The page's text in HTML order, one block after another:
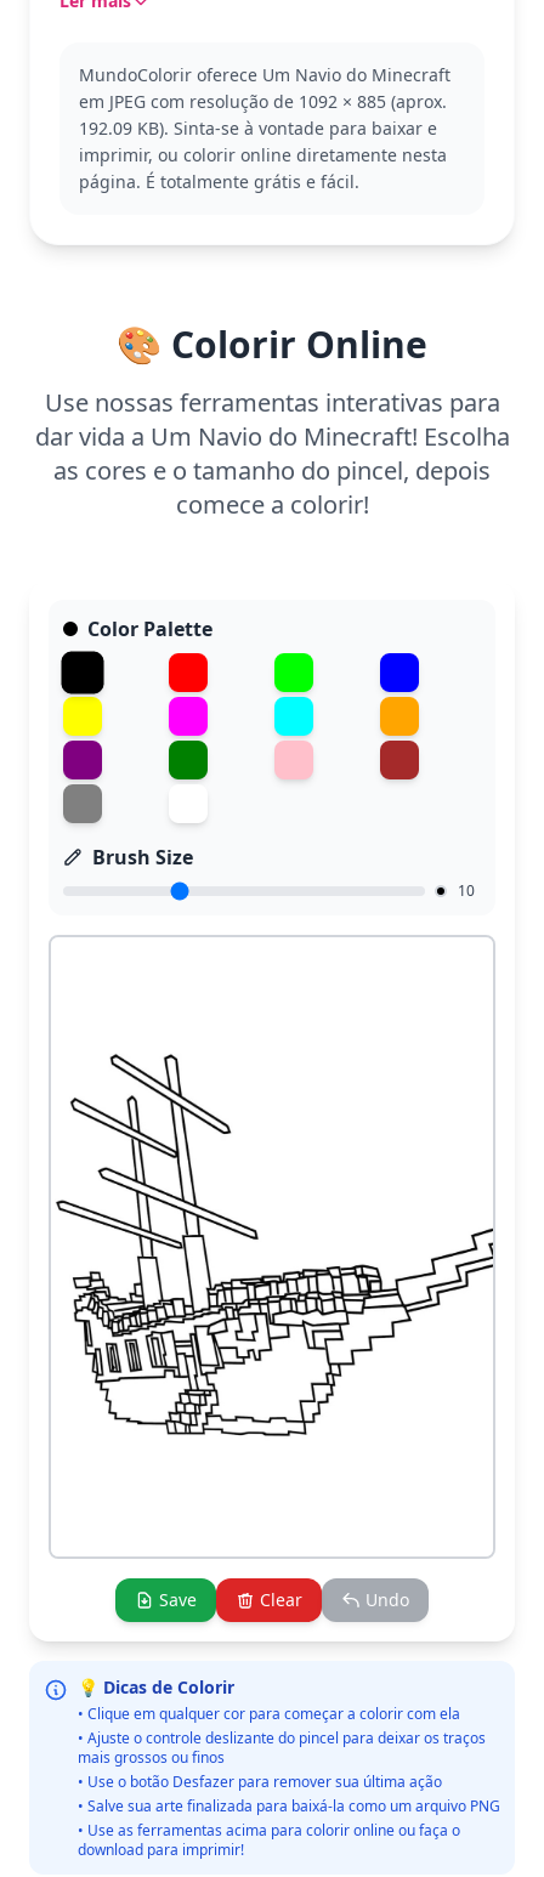
Este navio é uma representação clássica do estilo
do jogo, onde tudo é possível. Se você gosta deste
tema, também pode se interessar por outros
veículos ou construções do Minecraft para colorir.
MundoColorir oferece Um Navio do Minecraft
em JPEG com resolução de 1092 × 885 (aprox.
192.09 KB). Sinta-se à vontade para baixar e
imprimir, ou colorir online diretamente nesta
página. É totalmente grátis e fácil.
🎨 Colorir Online
Use nossas ferramentas interativas para
dar vida a Um Navio do Minecraft! Escolha
as cores e o tamanho do pincel, depois
comece a colorir!
Color Palette
Brush Size
10
Save Clear Undo
💡 Dicas de Colorir
• Clique em qualquer cor para começar a colorir com ela
• Ajuste o controle deslizante do pincel para deixar os traços
mais grossos ou finos
• Use o botão Desfazer para remover sua última ação
• Salve sua arte finalizada para baixá-la como um arquivo PNG
• Use as ferramentas acima para colorir online ou faça o
download para imprimir!